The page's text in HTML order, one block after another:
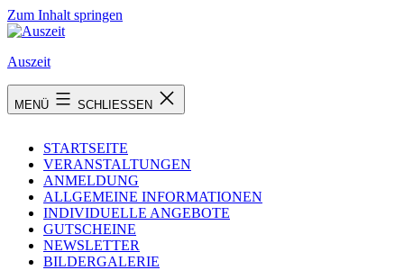
Zum Inhalt springen
Auszeit
MENÜ SCHLIESSEN
STARTSEITE
VERANSTALTUNGEN
ANMELDUNG
ALLGEMEINE INFORMATIONEN
INDIVIDUELLE ANGEBOTE
GUTSCHEINE
NEWSLETTER
BILDERGALERIE